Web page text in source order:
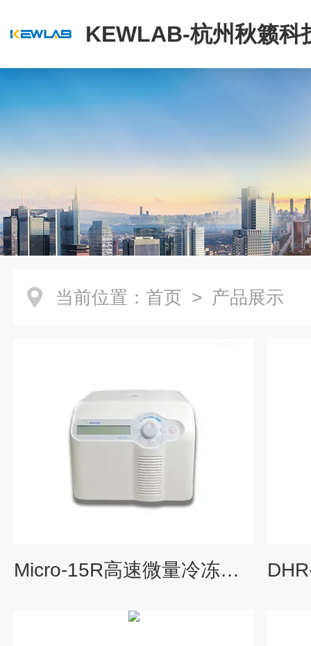
KEWLAB-杭州秋籁科
公司
当前位置： 首页 > 产品展示
Micro-15R高速微量冷冻离心机